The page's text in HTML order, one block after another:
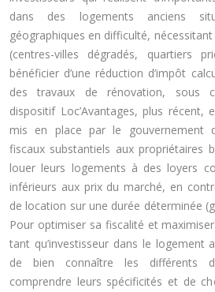
dans des logements anciens
géographiques en difficulté,
(centres-villes dégradés, quartiers
bénéficier d’une réduction d’impôt
des travaux de rénovation, sous
dispositif Loc’Avantages, plus
mis en place par le gouvernement
fiscaux substantiels aux propriétaires
louer leurs logements à des loyers
inférieurs aux prix du marché, en
de location sur une durée déterminée
Pour optimiser sa fiscalité et
tant qu’investisseur dans le logement
de bien connaître les différents
comprendre leurs spécificités et de